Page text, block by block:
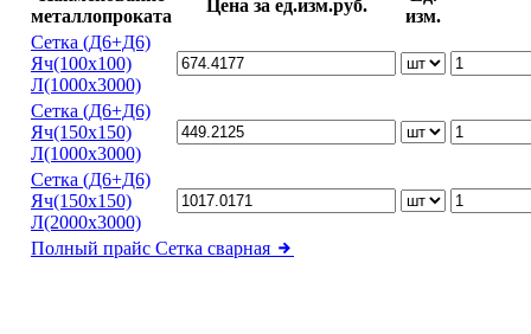
металлопроката
Цена за ед.изм.руб.
изм.
Сетка (Д6+Д6)
Яч(100х100)
Л(1000х3000)
Сетка (Д6+Д6)
Яч(150х150)
Л(1000х3000)
Сетка (Д6+Д6)
Яч(150х150)
Л(2000х3000)
Полный прайс Сетка сварная